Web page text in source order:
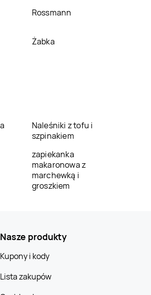
Rossmann
Żabka
Naleśniki z tofu i
szpinakiem
zapiekanka
makaronowa z
marchewką i
groszkiem
Nasze produkty
Kupony i kody
Lista zakupów